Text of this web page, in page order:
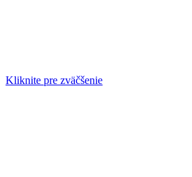
Kliknite pre zväčšenie